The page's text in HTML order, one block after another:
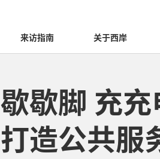
来访指南 关于西岸
歇歇脚 充
打造公共服